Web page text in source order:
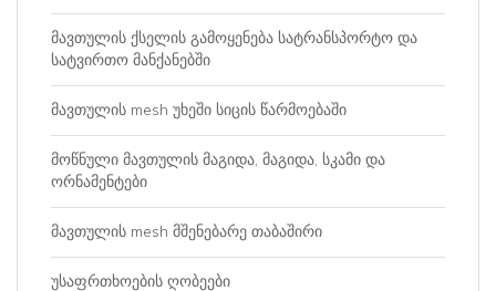
მავთულის ქსელის გამოყენება სატრანსპორტო და
სატვირთო მანქანებში
მავთულის mesh უხეში სიცის წარმოებაში
მოწნული მავთულის მაგიდა, მაგიდა, სკამი და
ორნამენტები
მავთულის mesh მშენებარე თაბაშირი
უსაფრთხოების ღობეები